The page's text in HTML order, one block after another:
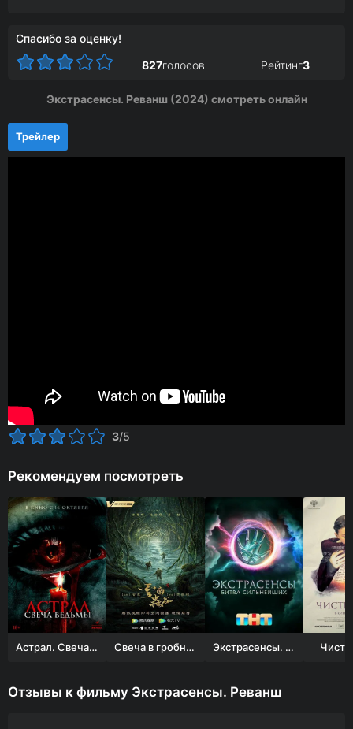
Спасибо за оценку!
827голосов Рейтинг3
Экстрасенсы. Реванш (2024) смотреть онлайн
Трейлер
3/5
Рекомендуем посмотреть
Астрал. Свеча ведьмы Свеча в гробнице: Долина червя Экстрасенсы. Битва сильнейших
Отзывы к фильму Экстрасенсы. Реванш